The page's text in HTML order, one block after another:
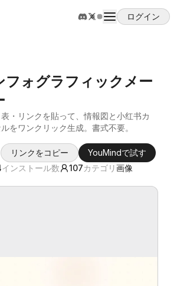
ログイン
フォグラフィックメー
・リンクを貼って、情報図と小红书カ
をワンクリック生成。書式不要。
リンクをコピー
YouMindで試す
インストール数 107カテゴリ画像